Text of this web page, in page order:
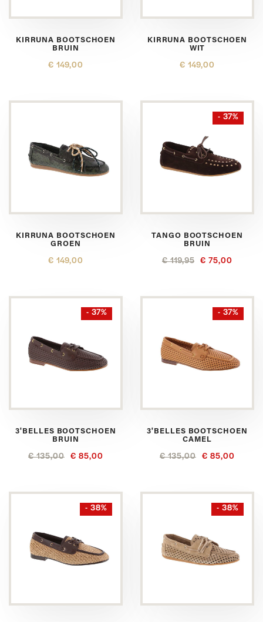
KIRRUNA BOOTSCHOEN
BRUIN
€ 149,00
KIRRUNA BOOTSCHOEN
WIT
€ 149,00
KIRRUNA BOOTSCHOEN
GROEN
€ 149,00
- 37%
TANGO BOOTSCHOEN
BRUIN
€ 119,95 € 75,00
- 37%
3'BELLES BOOTSCHOEN
BRUIN
€ 135,00 € 85,00
- 37%
3'BELLES BOOTSCHOEN
CAMEL
€ 135,00 € 85,00
- 38% - 38%